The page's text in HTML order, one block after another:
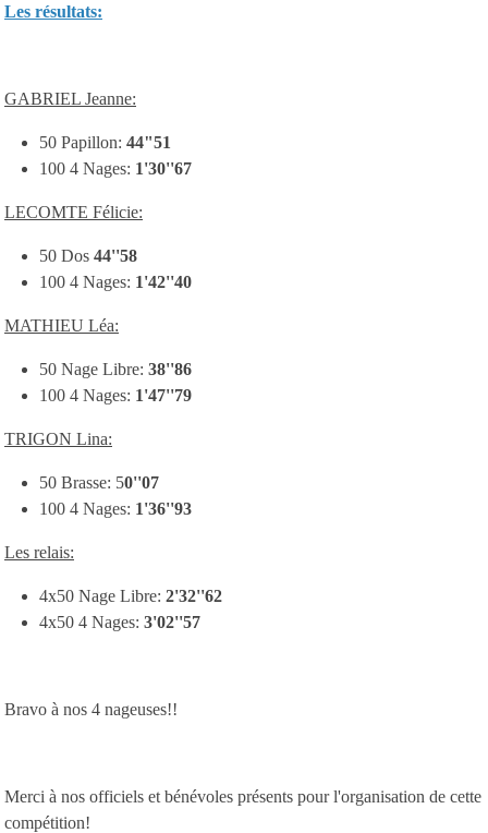
Les résultats:
GABRIEL Jeanne:
50 Papillon: 44"51
100 4 Nages: 1'30''67
LECOMTE Félicie:
50 Dos 44''58
100 4 Nages: 1'42''40
MATHIEU Léa:
50 Nage Libre: 38''86
100 4 Nages: 1'47''79
TRIGON Lina:
50 Brasse: 50''07
100 4 Nages: 1'36''93
Les relais:
4x50 Nage Libre: 2'32''62
4x50 4 Nages: 3'02''57
Bravo à nos 4 nageuses!!
Merci à nos officiels et bénévoles présents pour l'organisation de cette
compétition!